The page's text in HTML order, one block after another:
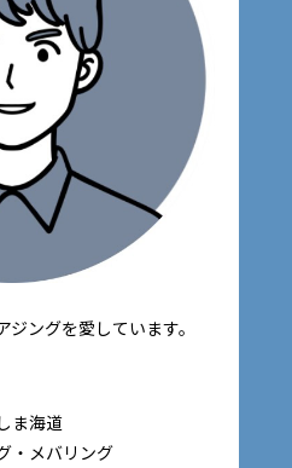
ングを愛しています。
ま海道
・メバリング